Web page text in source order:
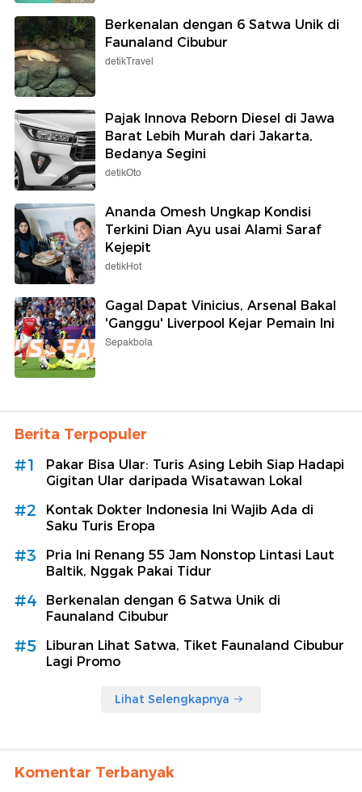
Berkenalan dengan 6 Satwa Unik di
Faunaland Cibubur
detikTravel
Pajak Innova Reborn Diesel di Jawa
Barat Lebih Murah dari Jakarta,
Bedanya Segini
detikOto
Ananda Omesh Ungkap Kondisi
Terkini Dian Ayu usai Alami Saraf
Kejepit
detikHot
Gagal Dapat Vinicius, Arsenal Bakal
'Ganggu' Liverpool Kejar Pemain Ini
Sepakbola
Berita Terpopuler
#1
Pakar Bisa Ular: Turis Asing Lebih Siap Hadapi
Gigitan Ular daripada Wisatawan Lokal
#2
Kontak Dokter Indonesia Ini Wajib Ada di
Saku Turis Eropa
#3
Pria Ini Renang 55 Jam Nonstop Lintasi Laut
Baltik, Nggak Pakai Tidur
#4
Berkenalan dengan 6 Satwa Unik di
Faunaland Cibubur
#5
Liburan Lihat Satwa, Tiket Faunaland Cibubur
Lagi Promo
Lihat Selengkapnya
Komentar Terbanyak